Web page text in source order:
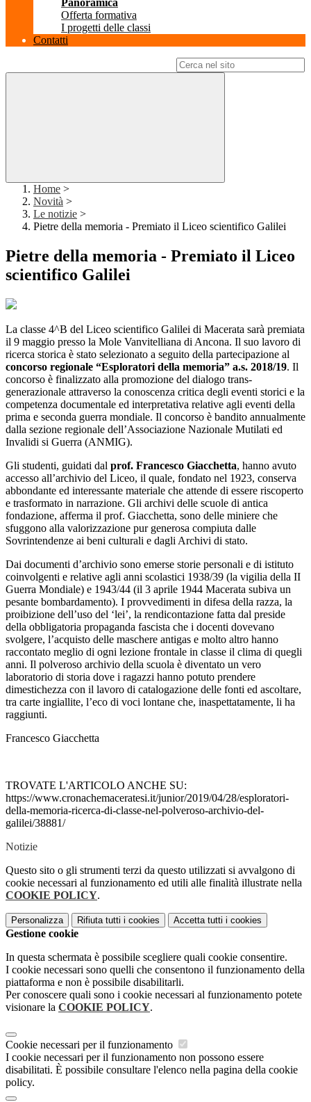
Panoramica
Offerta formativa
I progetti delle classi
Contatti
Home >
Novità >
Le notizie >
Pietre della memoria - Premiato il Liceo scientifico Galilei
Pietre della memoria - Premiato il Liceo
scientifico Galilei
La classe 4^B del Liceo scientifico Galilei di Macerata sarà premiata
il 9 maggio presso la Mole Vanvitelliana di Ancona. Il suo lavoro di
ricerca storica è stato selezionato a seguito della partecipazione al
concorso regionale “Esploratori della memoria” a.s. 2018/19. Il
concorso è finalizzato alla promozione del dialogo trans-
generazionale attraverso la conoscenza critica degli eventi storici e la
competenza documentale ed interpretativa relative agli eventi della
prima e seconda guerra mondiale. Il concorso è bandito annualmente
dalla sezione regionale dell’Associazione Nazionale Mutilati ed
Invalidi si Guerra (ANMIG).
Gli studenti, guidati dal prof. Francesco Giacchetta, hanno avuto
accesso all’archivio del Liceo, il quale, fondato nel 1923, conserva
abbondante ed interessante materiale che attende di essere riscoperto
e trasformato in narrazione. Gli archivi delle scuole di antica
fondazione, afferma il prof. Giacchetta, sono delle miniere che
sfuggono alla valorizzazione pur generosa compiuta dalle
Sovrintendenze ai beni culturali e dagli Archivi di stato.
Dai documenti d’archivio sono emerse storie personali e di istituto
coinvolgenti e relative agli anni scolastici 1938/39 (la vigilia della II
Guerra Mondiale) e 1943/44 (il 3 aprile 1944 Macerata subiva un
pesante bombardamento). I provvedimenti in difesa della razza, la
proibizione dell’uso del ‘lei’, la rendicontazione fatta dal preside
della obbligatoria propaganda fascista che i docenti dovevano
svolgere, l’acquisto delle maschere antigas e molto altro hanno
raccontato meglio di ogni lezione frontale in classe il clima di quegli
anni. Il polveroso archivio della scuola è diventato un vero
laboratorio di storia dove i ragazzi hanno potuto prendere
dimestichezza con il lavoro di catalogazione delle fonti ed ascoltare,
tra carte ingiallite, l’eco di voci lontane che, inaspettatamente, li ha
raggiunti.
Francesco Giacchetta
TROVATE L'ARTICOLO ANCHE SU:
https://www.cronachemaceratesi.it/junior/2019/04/28/esploratori-
della-memoria-ricerca-di-classe-nel-polveroso-archivio-del-
galilei/38881/
Notizie
Questo sito o gli strumenti terzi da questo utilizzati si avvalgono di
cookie necessari al funzionamento ed utili alle finalità illustrate nella
COOKIE POLICY.
Personalizza Rifiuta tutti i cookies Accetta tutti i cookies
Gestione cookie
In questa schermata è possibile scegliere quali cookie consentire.
I cookie necessari sono quelli che consentono il funzionamento della
piattaforma e non è possibile disabilitarli.
Per conoscere quali sono i cookie necessari al funzionamento potete
visionare la COOKIE POLICY.
Cookie necessari per il funzionamento
I cookie necessari per il funzionamento non possono essere
disabilitati. È possibile consultare l'elenco nella pagina della cookie
policy.